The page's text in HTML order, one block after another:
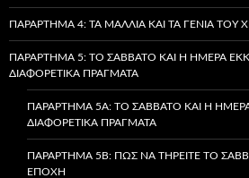
ΠΑΡΆΡΤΗΜΑ 4: ΤΑ ΜΑΛΛΙΆ ΚΑΙ ΤΑ ΓΈΝΙΑ ΤΟΥ
ΠΑΡΆΡΤΗΜΑ 5: ΤΟ ΣΆΒΒΑΤΟ ΚΑΙ Η ΗΜΈΡΑ
ΔΙΑΦΟΡΕΤΙΚΆ ΠΡΆΓΜΑΤΑ
ΠΑΡΆΡΤΗΜΑ 5A: ΤΟ ΣΆΒΒΑΤΟ ΚΑΙ Η
ΔΙΑΦΟΡΕΤΙΚΆ ΠΡΆΓΜΑΤΑ
ΠΑΡΆΡΤΗΜΑ 5B: ΠΏΣ ΝΑ ΤΗΡΕΊΤΕ ΤΟ
ΕΠΟΧΉ